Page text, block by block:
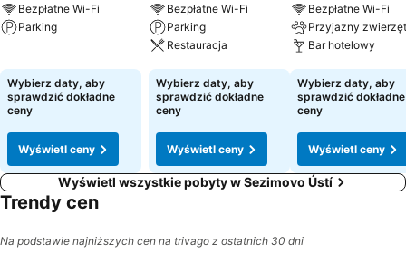
Bezpłatne Wi-Fi
Parking
Wybierz daty, aby
sprawdzić dokładne
ceny
Wyświetl ceny
Bezpłatne Wi-Fi
Parking
Restauracja
Wyświetl ceny
Wybierz daty, aby
sprawdzić dokładne
ceny
Wyświetl ceny
Bezpłatne Wi-Fi
Przyjazny
Bar hotelowy
Wyświetl ceny
Wybierz daty, aby
sprawdzić dokładne
ceny
Wyświetl ceny
Wyświetl wszystkie pobyty w Sezimovo Ústí
Trendy cen
Na podstawie najniższych cen na trivago z ostatnich 30 dni